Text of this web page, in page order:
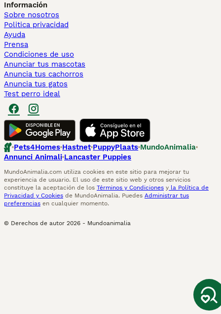
Información
Sobre nosotros
Politica privacidad
Ayuda
Prensa
Condiciones de uso
Anunciar tus mascotas
Anuncia tus cachorros
Anuncia tus gatos
Test perro ideal
Pets4Homes Hastnet PuppyPlaats MundoAnimalia
Annunci Animali Lancaster Puppies
MundoAnimalia.com utiliza cookies en este sitio para mejorar tu
experiencia de usuario. El uso de este sitio web y otros servicios
constituye la aceptación de los Términos y Condiciones y la Política de
Privacidad y Cookies de MundoAnimalia. Puedes Administrar tus
preferencias en cualquier momento.
© Derechos de autor 2026 - Mundoanimalia